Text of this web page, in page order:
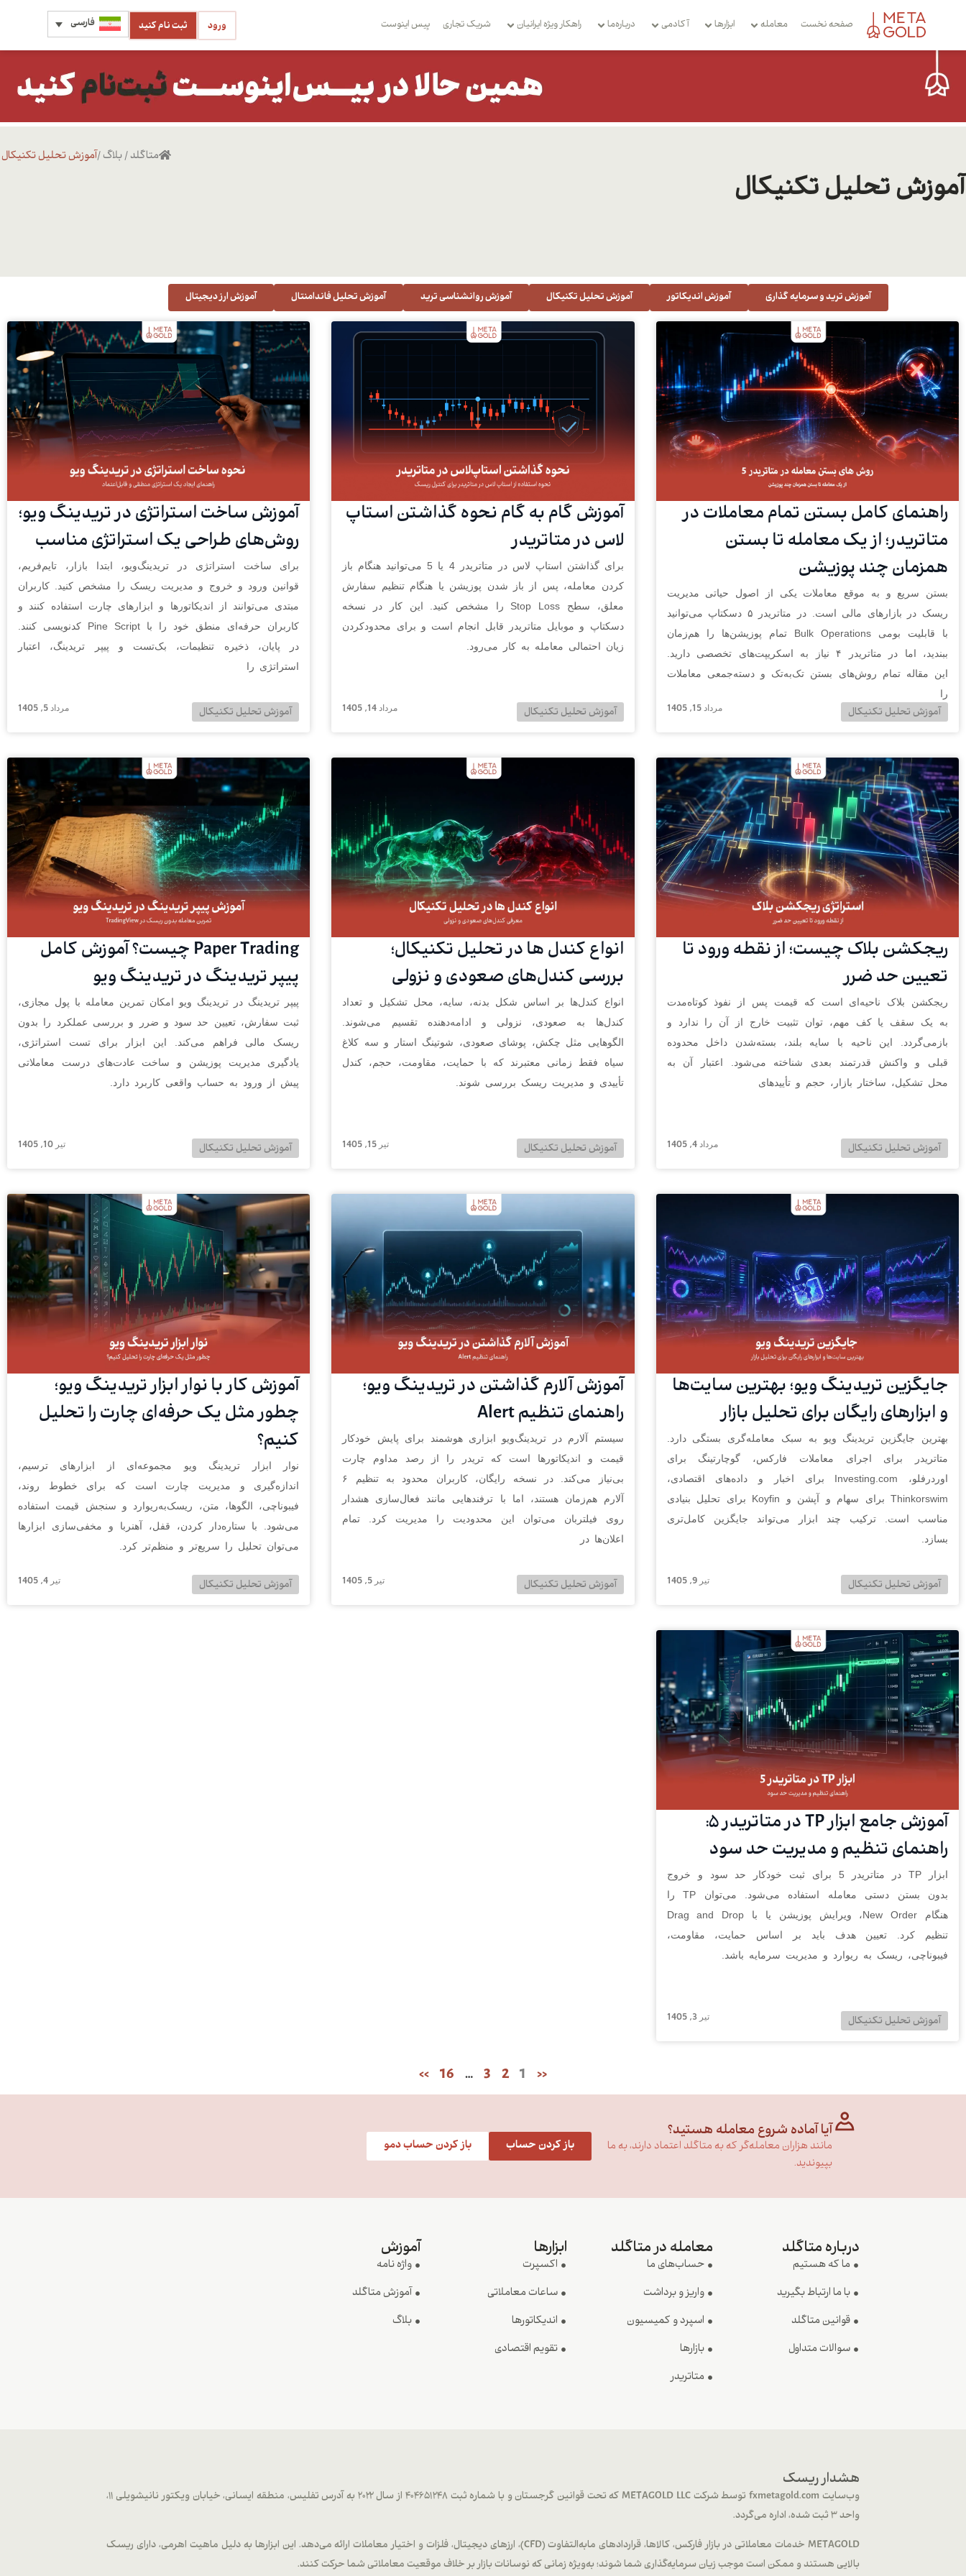
صفحه نخست معامله ابزارها آکادمی درباره‌ما راهکار ویژه ایرانیان شریک تجاری بِیس اینوست فارسی ثبت نام کنید ورود
آموزش تحلیل تکنیکال متاگلد /بلاگ /
آموزش تحلیل تکنیکال
آموزش ارز دیجیتال آموزش تحلیل فاندامنتال آموزش روانشناسی ترید آموزش تحلیل تکنیکال آموزش اندیکاتور آموزش ترید و سرمایه گذاری
راهنمای کامل بستن تمام معاملات در
متاتریدر؛ از یک معامله تا بستن
همزمان چند پوزیشن
بستن سریع و به‌ موقع معاملات یکی از اصول حیاتی مدیریت
ریسک در بازارهای مالی است. در متاتریدر ۵ دسکتاپ می‌توانید
با قابلیت بومی Bulk Operations تمام پوزیشن‌ها را هم‌زمان
ببندید، اما در متاتریدر ۴ نیاز به اسکریپت‌های تخصصی دارید.
این مقاله تمام روش‌های بستن تک‌به‌تک و دسته‌جمعی معاملات
را
آموزش تحلیل تکنیکال مرداد 15, 1405
آموزش گام به گام نحوه گذاشتن استاپ
لاس در متاتریدر
برای گذاشتن استاپ لاس در متاتریدر 4 یا 5 می‌توانید هنگام باز
کردن معامله، پس از باز شدن پوزیشن یا هنگام تنظیم سفارش
معلق، سطح Stop Loss را مشخص کنید. این کار در نسخه
دسکتاپ و موبایل متاتریدر قابل انجام است و برای محدودکردن
زیان احتمالی معامله به کار می‌رود.
آموزش تحلیل تکنیکال مرداد 14, 1405
آموزش ساخت استراتژی در تریدینگ ویو؛
روش‌های طراحی یک استراتژی مناسب
برای ساخت استراتژی در تریدینگ‌ویو، ابتدا بازار، تایم‌فریم،
قوانین ورود و خروج و مدیریت ریسک را مشخص کنید. کاربران
مبتدی می‌توانند از اندیکاتورها و ابزارهای چارت استفاده کنند و
کاربران حرفه‌ای منطق خود را با Pine Script کدنویسی کنند.
در پایان، ذخیره تنظیمات، بک‌تست و پیپر تریدینگ، اعتبار
استراتژی را
آموزش تحلیل تکنیکال مرداد 5, 1405
ریجکشن بلاک چیست؛ از نقطه ورود تا
تعیین حد ضرر
ریجکشن بلاک ناحیه‌ای است که قیمت پس از نفوذ کوتاه‌مدت
به یک سقف یا کف مهم، توان تثبیت خارج از آن را ندارد و
بازمی‌گردد. این ناحیه با سایه بلند، بسته‌شدن داخل محدوده
قبلی و واکنش قدرتمند بعدی شناخته می‌شود. اعتبار آن به
محل تشکیل، ساختار بازار، حجم و تأییدهای
آموزش تحلیل تکنیکال مرداد 4, 1405
انواع کندل ها در تحلیل تکنیکال؛
بررسی کندل‌های صعودی و نزولی
انواع کندل‌ها بر اساس شکل بدنه، سایه، محل تشکیل و تعداد
کندل‌ها به صعودی، نزولی و ادامه‌دهنده تقسیم می‌شوند.
الگوهایی مثل چکش، پوشای صعودی، شوتینگ استار و سه کلاغ
سیاه فقط زمانی معتبرند که با حمایت، مقاومت، حجم، کندل
تأییدی و مدیریت ریسک بررسی شوند.
آموزش تحلیل تکنیکال تیر 15, 1405
Paper Trading چیست؟ آموزش کامل
پیپر تریدینگ در تریدینگ ویو
پیپر تریدینگ در تریدینگ ویو امکان تمرین معامله با پول مجازی،
ثبت سفارش، تعیین حد سود و ضرر و بررسی عملکرد را بدون
ریسک مالی فراهم می‌کند. این ابزار برای تست استراتژی،
یادگیری مدیریت پوزیشن و ساخت عادت‌های درست معاملاتی
پیش از ورود به حساب واقعی کاربرد دارد.
آموزش تحلیل تکنیکال تیر 10, 1405
جایگزین تریدینگ ویو؛ بهترین سایت‌ها
و ابزارهای رایگان برای تحلیل بازار
بهترین جایگزین تریدینگ ویو به سبک معامله‌گری بستگی دارد.
متاتریدر برای اجرای معاملات فارکس، گوچارتینگ برای
اوردرفلو، Investing.com برای اخبار و داده‌های اقتصادی،
Thinkorswim برای سهام و آپشن و Koyfin برای تحلیل بنیادی
مناسب است. ترکیب چند ابزار می‌تواند جایگزین کامل‌تری
بسازد.
آموزش تحلیل تکنیکال تیر 9, 1405
آموزش آلارم گذاشتن در تریدینگ ویو؛
راهنمای تنظیم Alert
سیستم آلارم در تریدینگ‌ویو ابزاری هوشمند برای پایش خودکار
قیمت و اندیکاتورها است که تریدر را از رصد مداوم چارت
بی‌نیاز می‌کند. در نسخه رایگان، کاربران محدود به تنظیم ۶
آلارم هم‌زمان هستند، اما با ترفندهایی مانند فعال‌سازی هشدار
روی فیلتربان می‌توان این محدودیت را مدیریت کرد. تمام
اعلان‌ها در
آموزش تحلیل تکنیکال تیر 5, 1405
آموزش کار با نوار ابزار تریدینگ ویو؛
چطور مثل یک حرفه‌ای چارت را تحلیل
کنیم؟
نوار ابزار تریدینگ ویو مجموعه‌ای از ابزارهای ترسیم،
اندازه‌گیری و مدیریت چارت است که برای خطوط روند،
فیبوناچی، الگوها، متن، ریسک‌به‌ریوارد و سنجش قیمت استفاده
می‌شود. با ستاره‌دار کردن، قفل، آهنربا و مخفی‌سازی ابزارها
می‌توان تحلیل را سریع‌تر و منظم‌تر کرد.
آموزش تحلیل تکنیکال تیر 4, 1405
آموزش جامع ابزار TP در متاتریدر 5:
راهنمای تنظیم و مدیریت حد سود
ابزار TP در متاتریدر 5 برای ثبت خودکار حد سود و خروج
بدون بستن دستی معامله استفاده می‌شود. می‌توان TP را
هنگام New Order، ویرایش پوزیشن یا با Drag and Drop
تنظیم کرد. تعیین هدف باید بر اساس حمایت، مقاومت،
فیبوناچی، ریسک به ریوارد و مدیریت سرمایه باشد.
آموزش تحلیل تکنیکال تیر 3, 1405
<<
1
2
3
…
16
>>
آیا آماده شروع معامله هستید؟
مانند هزاران معامله‌گر که به متاگلد اعتماد دارند، به ما
بپیوندید.
باز کردن حساب باز کردن حساب دمو
درباره متاگلد
ما که هستیم
با ما ارتباط بگیرید
قوانین متاگلد
سوالات متداول
معامله در متاگلد
حساب‌های ما
واریز و برداشت
اسپرد و کمیسیون
بازارها
متاتریدر
ابزارها
اکسپرت
ساعات معاملاتی
اندیکاتورها
تقویم اقتصادی
آموزش
واژه نامه
آموزش متاگلد
بلاگ
هشدار ریسک
وب‌سایت fxmetagold.com توسط شرکت METAGOLD LLC که تحت قوانین گرجستان و با شماره ثبت ۴۰۴۶۵۱۲۴۸ از سال ۲۰۲۲ به آدرس تفلیس، منطقه ایسانی، خیابان ویکتور نانیشویلی 11،
واحد 3 ثبت شده، اداره می‌گردد.
METAGOLD خدمات معاملاتی در بازار فارکس، کالاها، قراردادهای مابه‌التفاوت (CFD)، ارزهای دیجیتال، فلزات و اختیار معاملات ارائه می‌دهد. این ابزارها به دلیل ماهیت اهرمی، دارای ریسک
بالایی هستند و ممکن است موجب زیان سرمایه‌گذاری شما شوند؛ به‌ویژه زمانی که نوسانات بازار بر خلاف موقعیت معاملاتی شما حرکت کنند.